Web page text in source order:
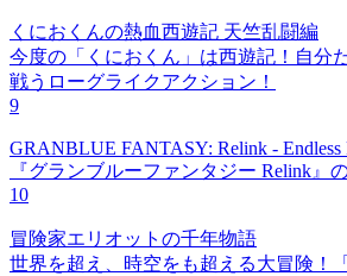
くにおくんの熱血西遊記 天竺乱闘編
今度の「くにおくん」は西遊記！自分
戦うローグライクアクション！
9
GRANBLUE FANTASY: Relink - Endless
『グランブルーファンタジー Relink』
10
冒険家エリオットの千年物語
世界を超え、時空をも超える大冒険！